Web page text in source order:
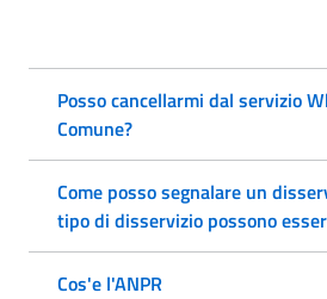
Posso cancellarmi dal servizio
Comune?
Come posso segnalare un
tipo di disservizio possono
Cos'e l'ANPR